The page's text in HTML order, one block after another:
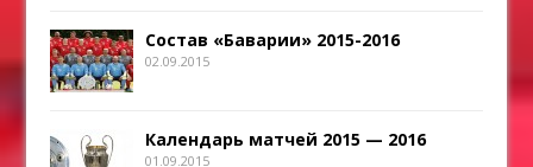
Состав «Баварии» 2015-2016
02.09.2015
Календарь матчей 2015 — 2016
01.09.2015